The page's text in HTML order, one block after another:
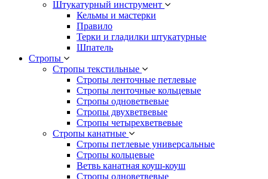
Штукатурный инструмент
Кельмы и мастерки
Правило
Терки и гладилки штукатурные
Шпатель
Стропы
Стропы текстильные
Стропы ленточные петлевые
Стропы ленточные кольцевые
Стропы одноветвевые
Стропы двухветвевые
Стропы четырехветвевые
Стропы канатные
Стропы петлевые универсальные
Стропы кольцевые
Ветвь канатная коуш-коуш
Стропы одноветвевые